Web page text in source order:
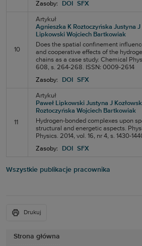
Strona główna
Zasoby:
DOI SFX
10
Artykuł
Agnieszka K Roztoczyńska Justyna J
Lipkowski Wojciech Bartkowiak
Does the spatial confinement
and cooperative effects of the
chains as a case study. Chemical
608, s. 264-268. ISSN: 0009-2614
Zasoby:
DOI SFX
11
Artykuł
Paweł Lipkowski Justyna J
Roztoczyńska Wojciech Bartkowiak
Hydrogen-bonded complexes upon
structural and energetic aspects.
Physics. 2014, vol. 16, nr 4, s. 1430-
Zasoby:
DOI SFX
Wszystkie publikacje pracownika
Drukuj